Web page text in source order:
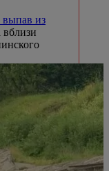
из
вблизи